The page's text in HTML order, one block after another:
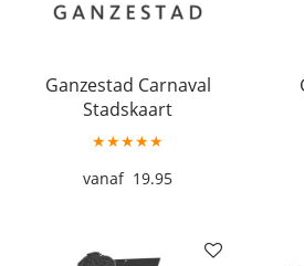
Ganzestad Carnaval
Stadskaart
★★★★★
19.95